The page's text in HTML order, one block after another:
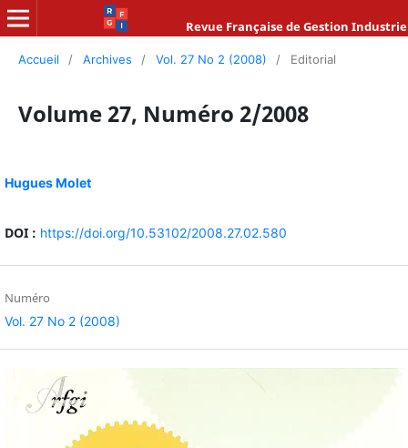
Revue Française de Gestion
Accueil / Archives / Vol. 27 No 2 (2008) / Editorial
Volume 27, Numéro 2/2008
Hugues Molet
DOI : https://doi.org/10.53102/2008.27.02.580
Numéro
Vol. 27 No 2 (2008)